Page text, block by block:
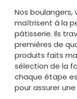
Nos
maîtrisent à la
pâtisserie. Ils
premières de
produits faits
sélection de la
chaque étape
pour assurer